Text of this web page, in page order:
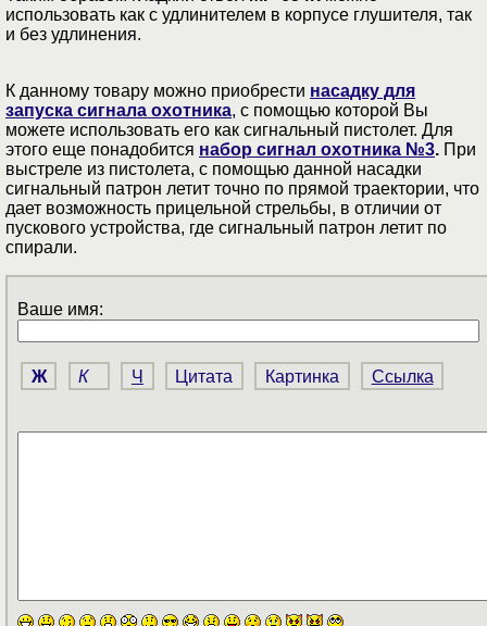
использовать как с удлинителем в корпусе глушителя, так
и без удлинения.
К данному товару можно приобрести насадку для
запуска сигнала охотника, с помощью которой Вы
можете использовать его как сигнальный пистолет. Для
этого еще понадобится набор сигнал охотника №3. При
выстреле из пистолета, с помощью данной насадки
сигнальный патрон летит точно по прямой траектории, что
дает возможность прицельной стрельбы, в отличии от
пускового устройства, где сигнальный патрон летит по
спирали.
Ваше имя:
Ж К Ч Цитата Картинка Ссылка